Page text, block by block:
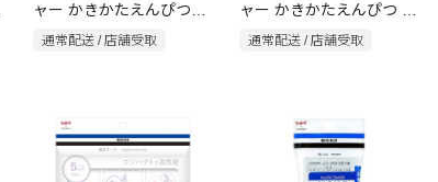
ャー かきかたえんぴつ
2B 12本入レッサーパンダ
通常配送 / 店舗受取
ャー かきかたえんぴつ B
12本入 コウテイペンギン
通常配送 / 店舗受取